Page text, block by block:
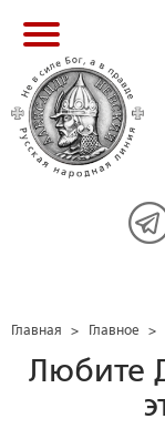
Главная > Главное >
Любите